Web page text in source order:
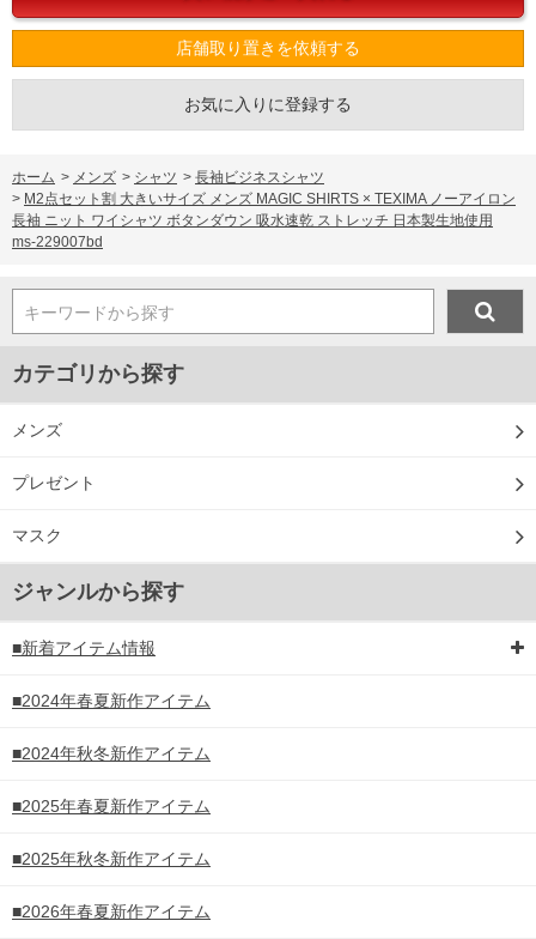
店舗取り置きを依頼する
お気に入りに登録する
ホーム > メンズ > シャツ > 長袖ビジネスシャツ
> M2点セット割 大きいサイズ メンズ MAGIC SHIRTS × TEXIMA ノーアイロン
長袖 ニット ワイシャツ ボタンダウン 吸水速乾 ストレッチ 日本製生地使用
ms-229007bd
キーワードから探す
カテゴリから探す
メンズ
プレゼント
マスク
ジャンルから探す
■新着アイテム情報
■2024年春夏新作アイテム
■2024年秋冬新作アイテム
■2025年春夏新作アイテム
■2025年秋冬新作アイテム
■2026年春夏新作アイテム